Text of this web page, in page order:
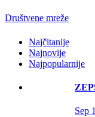
Društvene mreže
Najčitanije
Najnovije
Najpopularnije
Sep